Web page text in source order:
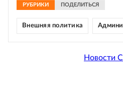
РУБРИКИ ПОДЕЛИТЬСЯ
Внешняя политика
Новости